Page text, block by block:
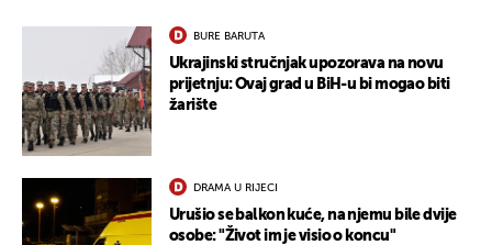
BURE BARUTA
Ukrajinski stručnjak upozorava na novu
prijetnju: Ovaj grad u BiH-u bi mogao biti
žarište
DRAMA U RIJECI
Urušio se balkon kuće, na njemu bile dvije
osobe: "Život im je visio o koncu"